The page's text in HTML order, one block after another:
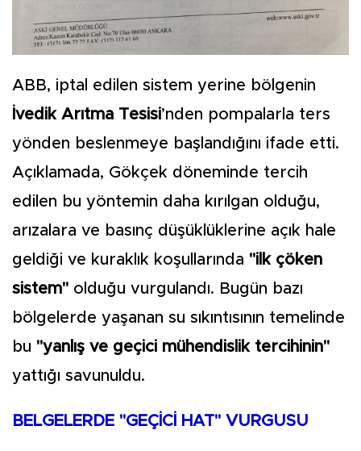
ABB, iptal edilen sistem yerine bölgenin
İvedik Arıtma Tesisi’nden pompalarla ters
yönden beslenmeye başlandığını ifade etti.
Açıklamada, Gökçek döneminde tercih
edilen bu yöntemin daha kırılgan olduğu,
arızalara ve basınç düşüklüklerine açık hale
geldiği ve kuraklık koşullarında "ilk çöken
sistem" olduğu vurgulandı. Bugün bazı
bölgelerde yaşanan su sıkıntısının temelinde
bu "yanlış ve geçici mühendislik tercihinin"
yattığı savunuldu.
BELGELERDE "GEÇİCİ HAT" VURGUSU